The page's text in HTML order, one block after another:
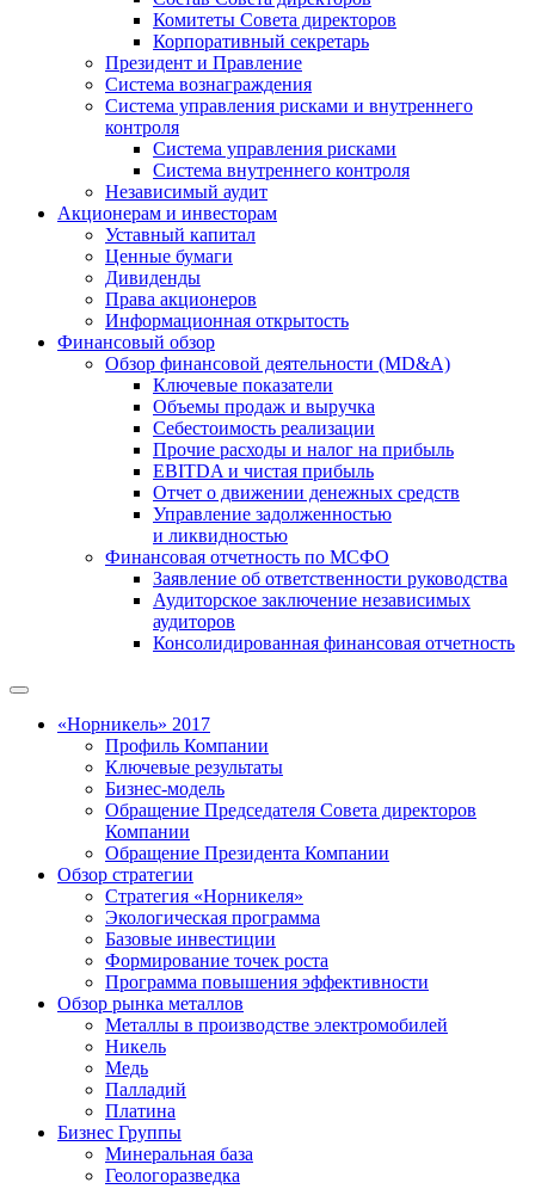
Комитеты Совета директоров
Корпоративный секретарь
Президент и Правление
Система вознаграждения
Система управления рисками и внутреннего
контроля
Система управления рисками
Система внутреннего контроля
Независимый аудит
Акционерам и инвесторам
Уставный капитал
Ценные бумаги
Дивиденды
Права акционеров
Информационная открытость
Финансовый обзор
Обзор финансовой деятельности (MD&A)
Ключевые показатели
Объемы продаж и выручка
Себестоимость реализации
Прочие расходы и налог на прибыль
EBITDA и чистая прибыль
Отчет о движении денежных средств
Управление задолженностью
и ликвидностью
Финансовая отчетность по МСФО
Заявление об ответственности руководства
Аудиторское заключение независимых
аудиторов
Консолидированная финансовая отчетность
«Норникель» 2017
Профиль Компании
Ключевые результаты
Бизнес-модель
Обращение Председателя Совета директоров
Компании
Обращение Президента Компании
Обзор стратегии
Стратегия «Норникеля»
Экологическая программа
Базовые инвестиции
Формирование точек роста
Программа повышения эффективности
Обзор рынка металлов
Металлы в производстве электромобилей
Никель
Медь
Палладий
Платина
Бизнес Группы
Минеральная база
Геологоразведка